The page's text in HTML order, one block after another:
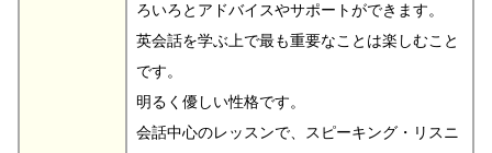
ろいろとアドバイスやサポートができます。
英会話を学ぶ上で最も重要なことは楽しむこと
です。
明るく優しい性格です。
会話中心のレッスンで、スピーキング・リスニ